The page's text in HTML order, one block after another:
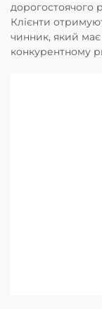
дорогостоячого
Клієнти
чинник, який
конкурентному